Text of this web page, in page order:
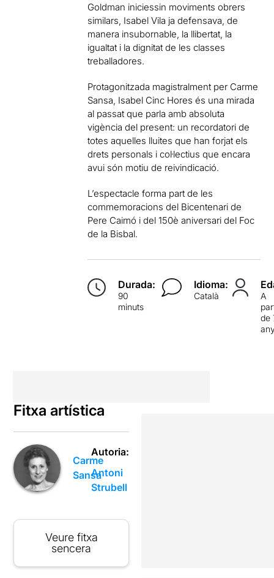
Goldman iniciessin moviments obrers
similars, Isabel Vila ja defensava, de
manera insubornable, la llibertat, la
igualtat i la dignitat de les classes
treballadores.
Protagonitzada magistralment per Carme
Sansa, Isabel Cinc Hores és una mirada
al passat que parla amb absoluta
vigència del present: un recordatori de
totes aquelles lluites que han forjat els
drets personals i col·lectius que encara
avui són motiu de reivindicació.
L’espectacle forma part de les
commemoracions del Bicentenari de
Pere Caimó i del 150è aniversari del Foc
de la Bisbal.
Durada:
90
minuts
Idioma:
Català
A
de
Fitxa artística
Carme
Sansa
Autoria:
Antoni
Strubell
Veure fitxa
sencera